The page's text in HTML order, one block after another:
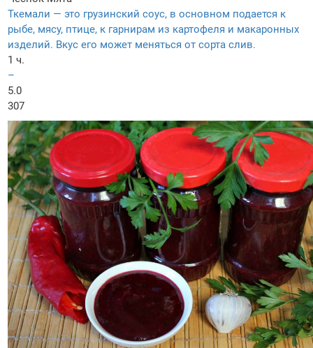
Ткемали — это грузинский соус, в основном подается к
рыбе, мясу, птице, к гарнирам из картофеля и макаронных
изделий. Вкус его может меняться от сорта слив.
1 ч.
–
5.0
307